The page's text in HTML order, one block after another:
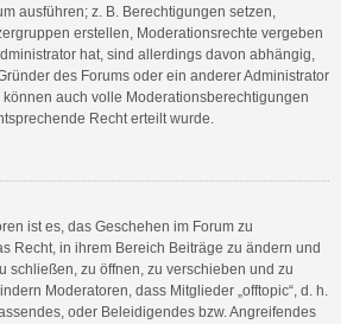
ausführen; z. B. Berechtigungen setzen,
erstellen, Moderationsrechte vergeben
hat, sind allerdings davon abhängig,
des Forums oder ein anderer Administrator
auch volle Moderationsberechtigungen
Recht erteilt wurde.
ist es, das Geschehen im Forum zu
Recht, in ihrem Bereich Beiträge zu ändern und
schließen, zu öffnen, zu verschieben und zu
Moderatoren, dass Mitglieder „offtopic“, d. h.
oder Beleidigendes bzw. Angreifendes